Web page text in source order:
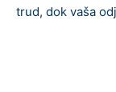
trud, dok vaša